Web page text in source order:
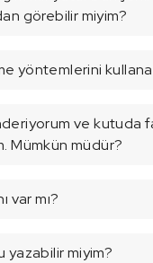
görebilir miyim?
yöntemlerini
ve kutuda
Mümkün müdür?
var mı?
yazabilir miyim?